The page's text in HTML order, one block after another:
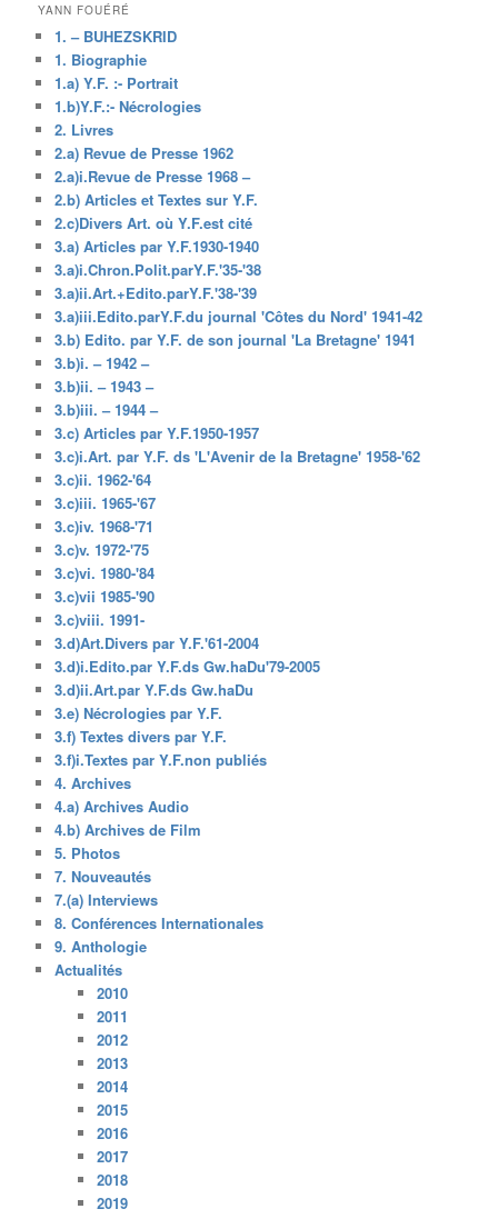
YANN FOUÉRÉ
1. – BUHEZSKRID
1. Biographie
1.a) Y.F. :- Portrait
1.b)Y.F.:- Nécrologies
2. Livres
2.a) Revue de Presse 1962
2.a)i.Revue de Presse 1968 –
2.b) Articles et Textes sur Y.F.
2.c)Divers Art. où Y.F.est cité
3.a) Articles par Y.F.1930-1940
3.a)i.Chron.Polit.parY.F.'35-'38
3.a)ii.Art.+Edito.parY.F.'38-'39
3.a)iii.Edito.parY.F.du journal 'Côtes du Nord' 1941-42
3.b) Edito. par Y.F. de son journal 'La Bretagne' 1941
3.b)i. – 1942 –
3.b)ii. – 1943 –
3.b)iii. – 1944 –
3.c) Articles par Y.F.1950-1957
3.c)i.Art. par Y.F. ds 'L'Avenir de la Bretagne' 1958-'62
3.c)ii. 1962-'64
3.c)iii. 1965-'67
3.c)iv. 1968-'71
3.c)v. 1972-'75
3.c)vi. 1980-'84
3.c)vii 1985-'90
3.c)viii. 1991-
3.d)Art.Divers par Y.F.'61-2004
3.d)i.Edito.par Y.F.ds Gw.haDu'79-2005
3.d)ii.Art.par Y.F.ds Gw.haDu
3.e) Nécrologies par Y.F.
3.f) Textes divers par Y.F.
3.f)i.Textes par Y.F.non publiés
4. Archives
4.a) Archives Audio
4.b) Archives de Film
5. Photos
7. Nouveautés
7.(a) Interviews
8. Conférences Internationales
9. Anthologie
Actualités
2010
2011
2012
2013
2014
2015
2016
2017
2018
2019